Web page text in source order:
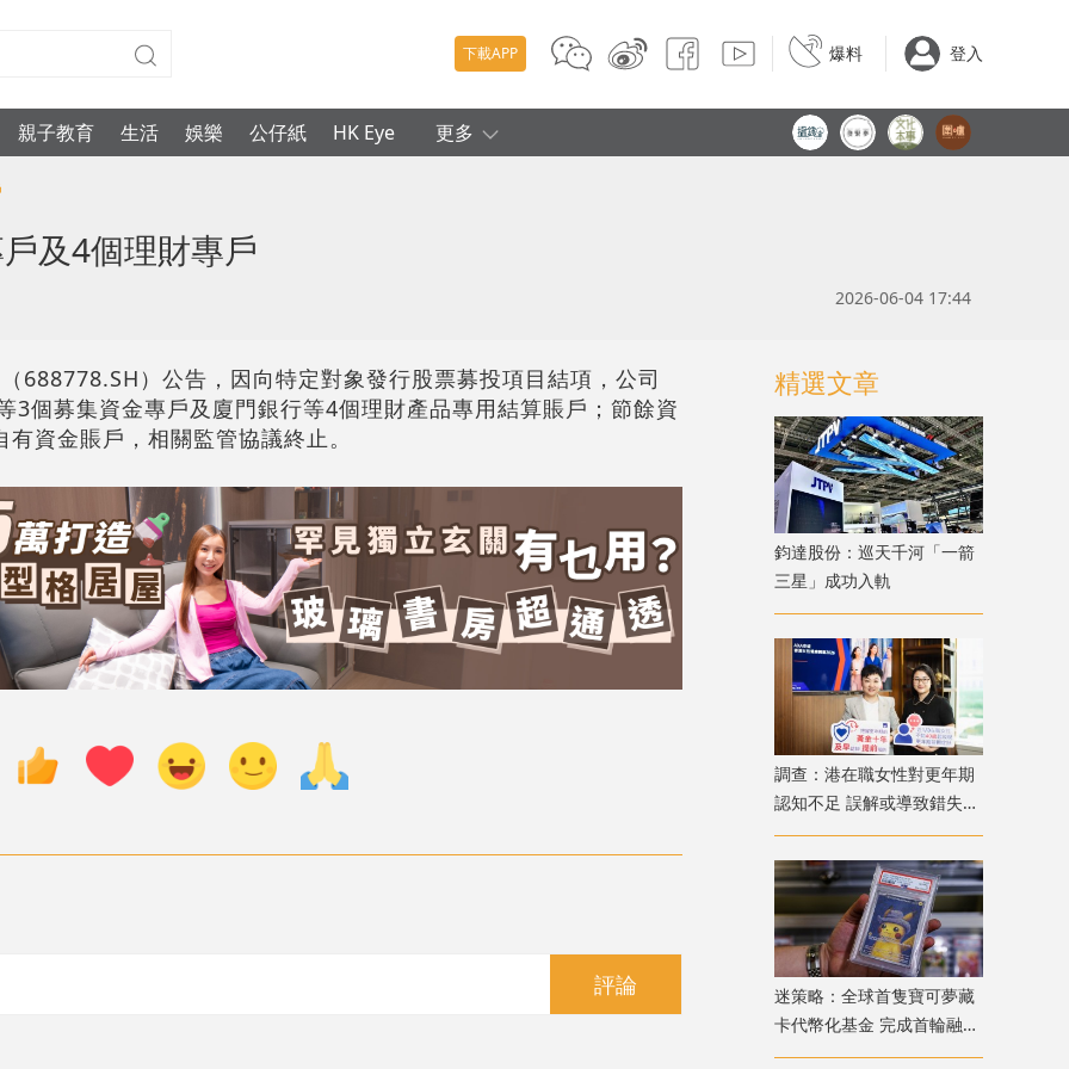
下載APP 爆料 登入
親子教育 生活 娛樂 公仔紙 HK Eye 更多
及4個理財專戶
2026-06-04 17:44
688778.SH）公告，因向特定對象發行股票募投項目結項，公司
3個募集資金專戶及廈門銀行等4個理財產品專用結算賬戶；節餘資
資金賬戶，相關監管協議終止。
評論
精選文章
鈞達股份：巡天千河「一箭
三星」成功入軌
調查：港在職女性對更年期
認知不足 誤解或導致錯失
「黃金預防期」
迷策略：全球首隻寶可夢藏
卡代幣化基金 完成首輪融資
兼獲超購